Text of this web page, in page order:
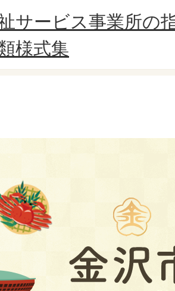
サービス事業所の
様式集